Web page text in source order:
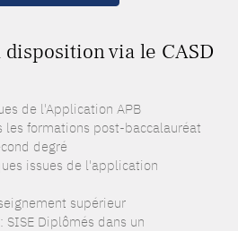
via le CASD
de l'Application APB
les formations post-baccalauréat
degré
issues de l'application
supérieur
SISE Diplômés dans un